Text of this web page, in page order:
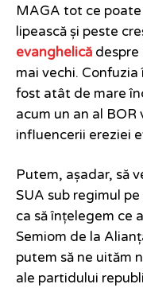
MAGA tot ce
lipească și peste
evanghelică despre
mai vechi.
fost atât de mare
acum un an al
influencerii ereziei
Putem, așadar, să
SUA sub regimul
ca să înțelegem ce
Semiom de la
putem să ne uităm
ale partidului